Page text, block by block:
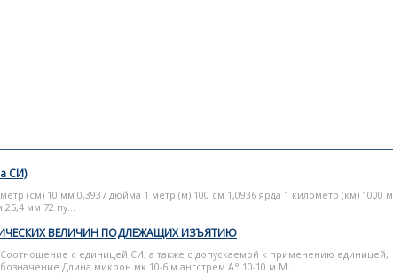
СИ)
(см) 10 мм 0,3937 дюйма 1 метр (м) 100 см 1,0936 ярда 1 километр (км) 1000 м
25,4 мм 72 пу...
ВЕЛИЧИН ПОДЛЕЖАЩИХ ИЗЪЯТИЮ
с единицей СИ, а также с допускаемой к применению единицей,
Длина микрон мк 10-6 м ангстрем А° 10-10 м М...